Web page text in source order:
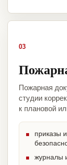
03
Пожарная
студии
к плановой
приказы
журналы